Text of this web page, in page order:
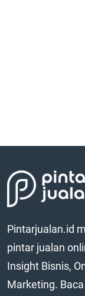
Pintarjualan.id
pintar jualan
Insight Bisnis,
Marketing.